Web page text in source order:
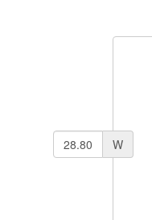
W